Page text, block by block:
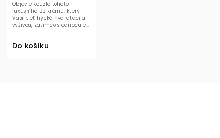
Do košíku
Objevte kouzlo tohoto
luxusního BB krému, který
Vaši pleť hýčká hydratací a
výživou, zatímco sjednocuje...